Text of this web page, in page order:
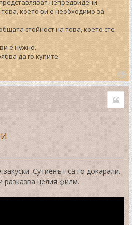
непредвидени
което ви е необходимо за
стойност на това, което сте
е нужно.
да го купите.
T
o
p
Сутиенът са го докарали.
целия филм.